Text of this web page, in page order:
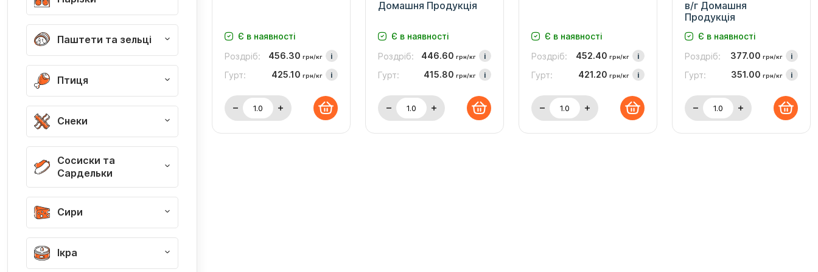
Є в наявності
Роздріб:
456.30 грн/кг i
Гурт: 425.10 грн/кг i
Домашня Продукція
Є в наявності
Роздріб:
446.60 грн/кг i
Гурт: 415.80 грн/кг i
Є в наявності
Роздріб:
452.40 грн/кг i
Гурт: 421.20 грн/кг i
в/г Домашня
Продукція
Є в наявності
Роздріб:
377.00 грн/кг i
Гурт: 351.00 грн/кг i
Паштети та зельці
Птиця
Снеки
Сосиски та
Сардельки
Сири
Ікра